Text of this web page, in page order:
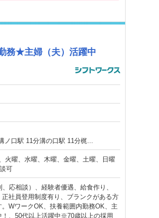
務★主婦（夫）活躍中
口駅 11分溝の口駅 11分梶...
火曜、水曜、木曜、金曜、土曜、日曜
可
応相談）、経験者優遇、給食作り、
社員登用制度有り、ブランクがある方
WワークOK、扶養範囲内勤務OK、主
、50代以上活躍中※70歳以上の採用